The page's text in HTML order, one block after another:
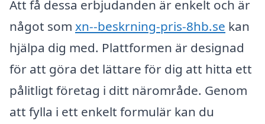
Att få dessa erbjudanden är enkelt och är
något som xn--beskrning-pris-8hb.se kan
hjälpa dig med. Plattformen är designad
för att göra det lättare för dig att hitta ett
pålitligt företag i ditt närområde. Genom
att fylla i ett enkelt formulär kan du